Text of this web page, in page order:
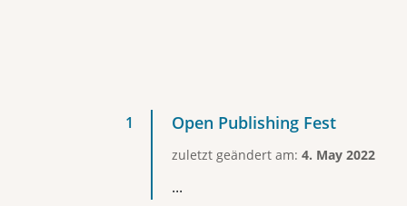
Open Publishing Fest
zuletzt geändert am: 4. May 2022
...